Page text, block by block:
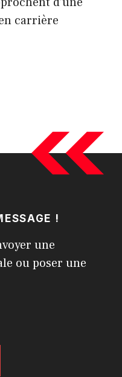
carrière
!
une
ou poser une